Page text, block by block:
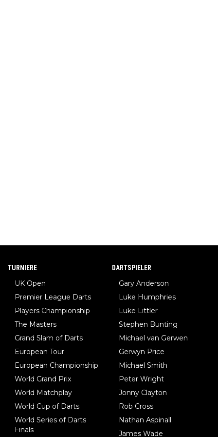
TURNIERE
UK Open
Premier League Darts
Players Championship
The Masters
Grand Slam of Darts
European Tour
European Championship
World Grand Prix
World Matchplay
World Cup of Darts
World Series of Darts
Finals
DARTSPIELER
Gary Anderson
Luke Humphries
Luke Littler
Stephen Bunting
Michael van Gerwen
Gerwyn Price
Michael Smith
Peter Wright
Jonny Clayton
Rob Cross
Nathan Aspinall
James Wade